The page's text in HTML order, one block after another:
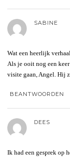
SABINE
Wat een heerlijk
Als je ooit nog een
visite gaan, Angel. Hij
BEANTWOORDEN
DEES
Ik had een gesprek op